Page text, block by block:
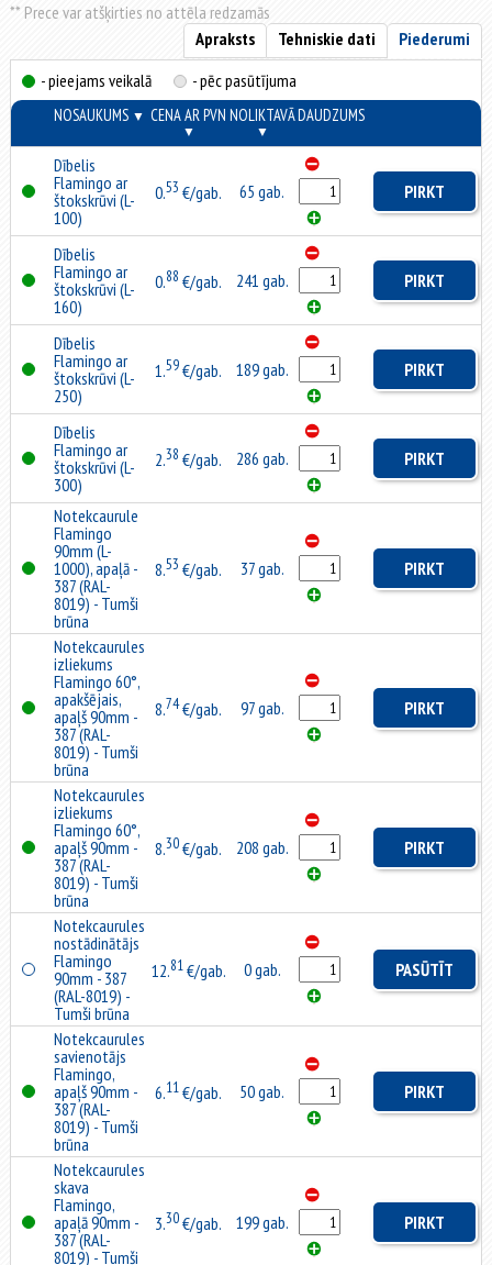
** Prece var atšķirties no attēla redzamās
Piederumi
Tehniskie dati
Apraksts
- pieejams veikalā
- pēc pasūtījuma
NOSAUKUMS ▼ CENA AR PVN
▼
NOLIKTAVĀ
▼
DAUDZUMS
Dībelis
Flamingo ar
štokskrūvi (L-
100)
0.53 €/gab. 65 gab. PIRKT
Dībelis
Flamingo ar
štokskrūvi (L-
160)
0.88 €/gab. 241 gab. PIRKT
Dībelis
Flamingo ar
štokskrūvi (L-
250)
1.59€/gab. 189 gab. PIRKT
Dībelis
Flamingo ar
štokskrūvi (L-
300)
2.38 €/gab. 286 gab. PIRKT
Notekcaurule
Flamingo
90mm (L-
1000), apaļā -
387 (RAL-
8019) - Tumši
brūna
8.53 €/gab. 37 gab. PIRKT
Notekcaurules
izliekums
Flamingo 60°,
apakšējais,
apaļš 90mm -
387 (RAL-
8019) - Tumši
brūna
8.74€/gab. 97 gab. PIRKT
Notekcaurules
izliekums
Flamingo 60°,
apaļš 90mm -
387 (RAL-
8019) - Tumši
brūna
8.30€/gab. 208 gab. PIRKT
Notekcaurules
nostādinātājs
Flamingo
90mm - 387
(RAL-8019) -
Tumši brūna
12.81€/gab. 0 gab. PASŪTĪT
Notekcaurules
savienotājs
Flamingo,
apaļš 90mm -
387 (RAL-
8019) - Tumši
brūna
6.11€/gab. 50 gab. PIRKT
Notekcaurules
skava
Flamingo,
apaļā 90mm -
387 (RAL-
8019) - Tumši
3.30€/gab. 199 gab. PIRKT